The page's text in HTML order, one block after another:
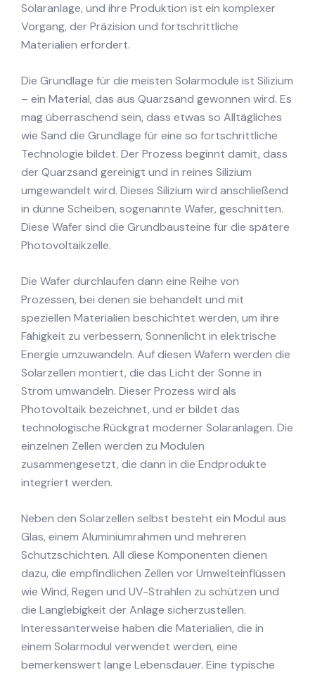
Solaranlage, und ihre Produktion ist ein komplexer
Vorgang, der Präzision und fortschrittliche
Materialien erfordert.
Die Grundlage für die meisten Solarmodule ist Silizium
– ein Material, das aus Quarzsand gewonnen wird. Es
mag überraschend sein, dass etwas so Alltägliches
wie Sand die Grundlage für eine so fortschrittliche
Technologie bildet. Der Prozess beginnt damit, dass
der Quarzsand gereinigt und in reines Silizium
umgewandelt wird. Dieses Silizium wird anschließend
in dünne Scheiben, sogenannte Wafer, geschnitten.
Diese Wafer sind die Grundbausteine für die spätere
Photovoltaikzelle.
Die Wafer durchlaufen dann eine Reihe von
Prozessen, bei denen sie behandelt und mit
speziellen Materialien beschichtet werden, um ihre
Fähigkeit zu verbessern, Sonnenlicht in elektrische
Energie umzuwandeln. Auf diesen Wafern werden die
Solarzellen montiert, die das Licht der Sonne in
Strom umwandeln. Dieser Prozess wird als
Photovoltaik bezeichnet, und er bildet das
technologische Rückgrat moderner Solaranlagen. Die
einzelnen Zellen werden zu Modulen
zusammengesetzt, die dann in die Endprodukte
integriert werden.
Neben den Solarzellen selbst besteht ein Modul aus
Glas, einem Aluminiumrahmen und mehreren
Schutzschichten. All diese Komponenten dienen
dazu, die empfindlichen Zellen vor Umwelteinflüssen
wie Wind, Regen und UV-Strahlen zu schützen und
die Langlebigkeit der Anlage sicherzustellen.
Interessanterweise haben die Materialien, die in
einem Solarmodul verwendet werden, eine
bemerkenswert lange Lebensdauer. Eine typische